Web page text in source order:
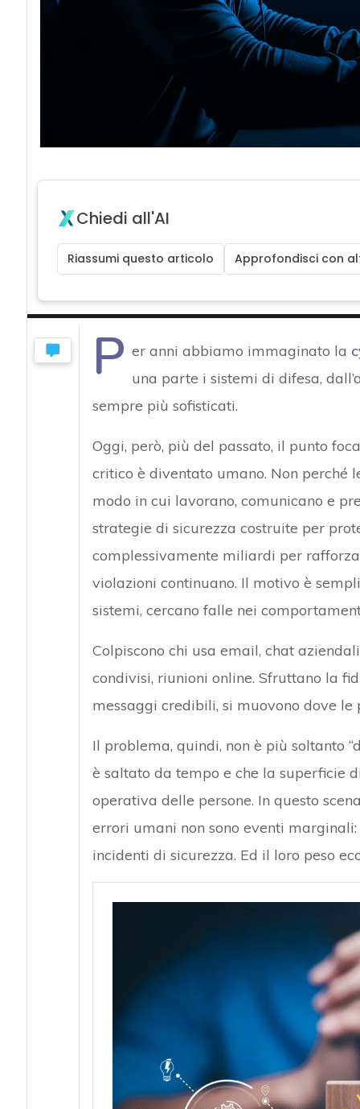
Chiedi all'AI
Riassumi questo articolo Approfondisci con
P er anni abbiamo immaginato la
una parte i sistemi di difesa,
sempre più sofisticati.
Oggi, però, più del passato, il punto
critico è diventato umano. Non perché
modo in cui lavorano, comunicano e
strategie di sicurezza costruite per
complessivamente miliardi per
violazioni continuano. Il motivo è
sistemi, cercano falle nei
Colpiscono chi usa email, chat
condivisi, riunioni online. Sfruttano la
messaggi credibili, si muovono dove le
Il problema, quindi, non è più soltanto
è saltato da tempo e che la superficie
operativa delle persone. In questo
errori umani non sono eventi
incidenti di sicurezza. Ed il loro peso